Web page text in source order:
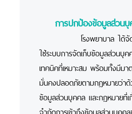
การปกป้องข้อมูลส่วน
โรงพยาบาล ได้จัดทำ
ใช้ระบบการจัดเก็บข้อมูลส่วนบุค
เทคนิคที่เหมาะสม พร้อมทั้งมีมา
มั่นคงปลอดภัยตามกฎหมายว่า
ข้อมูลส่วนบุคคล และกฎหมายที่
จำกัดการเข้าถึงข้อมูลส่วนบุคค